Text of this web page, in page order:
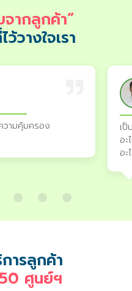
ากลูกค้า”
วางใจเรา
วามคุ้มครอง
เ
อ
อ
ารลูกค้า
ศูนย์ฯ